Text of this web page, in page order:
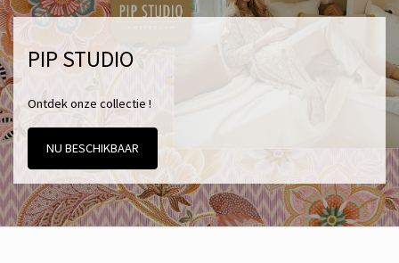
PIP STUDIO
Ontdek onze collectie !
NU BESCHIKBAAR